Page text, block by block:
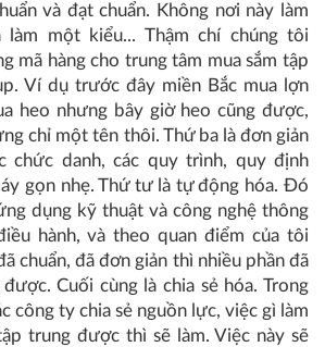
và đạt chuẩn. Không nơi này làm
một kiểu... Thậm chí chúng tôi
mã hàng cho trung tâm mua sắm tập
Ví dụ trước đây miền Bắc mua lợn
heo nhưng bây giờ heo cũng được,
chỉ một tên thôi. Thứ ba là đơn giản
chức danh, các quy trình, quy định
gọn nhẹ. Thứ tư là tự động hóa. Đó
dụng kỹ thuật và công nghệ thông
hành, và theo quan điểm của tôi
chuẩn, đã đơn giản thì nhiều phần đã
Cuối cùng là chia sẻ hóa. Trong
công ty chia sẻ nguồn lực, việc gì làm
trung được thì sẽ làm. Việc này sẽ